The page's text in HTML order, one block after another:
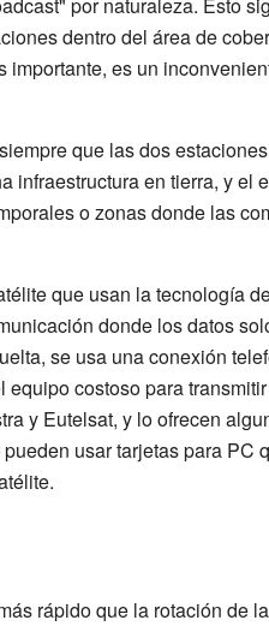
dentro del área de
es un
que las dos
infraestructura en tierra, y el
o zonas donde las
que usan la tecnología
donde los datos
se usa una conexión
costoso para
y Eutelsat, y lo ofrecen
usar tarjetas para PC
rápido que la rotación de